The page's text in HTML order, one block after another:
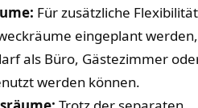
Für zusätzliche Flexibilität
eingeplant werden,
als Büro, ⁤Gästezimmer
werden können.